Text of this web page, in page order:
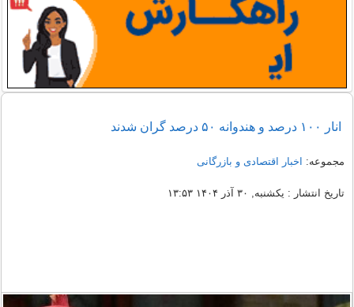
انار ۱۰۰ درصد و هندوانه ۵۰ درصد گران شدند
مجموعه: اخبار اقتصادی و بازرگانی
تاریخ انتشار : یکشنبه, ۳۰ آذر ۱۴۰۴ ۱۳:۵۳